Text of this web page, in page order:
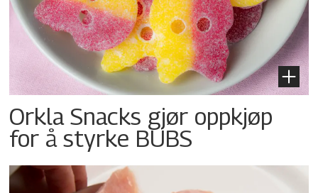
Orkla Snacks gjør oppkjøp
for å styrke BUBS